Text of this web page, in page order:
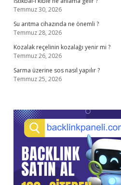
Temmuz 30, 2026
Su arıtma cihazında ne önemli ?
Temmuz 28, 2026
Kozalak reçelinin kozalağı yenir mi ?
Temmuz 26, 2026
Sarma üzerine sos nasıl yapılır ?
Temmuz 25, 2026